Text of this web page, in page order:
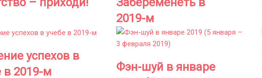
2019-м
успехов в
в 2019-м
Фэн-шуй в январе